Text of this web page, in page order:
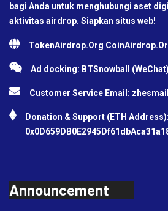
bagi Anda untuk menghubungi aset
aktivitas airdrop. Siapkan situs web!
TokenAirdrop.Org
Ad docking: BTSnowball (WeChat)
Customer Service Email:
Donation & Support (ETH Address):
Announcement